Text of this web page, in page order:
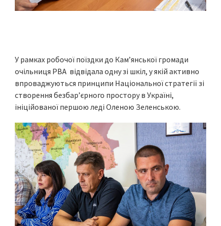
У рамках робочої поїздки до Кам’янської громади
очільниця РВА відвідала одну зі шкіл, у якій активно
впроваджуються принципи Національної стратегії зі
створення безбар’єрного простору в Україні,
ініційованої першою леді Оленою Зеленською.